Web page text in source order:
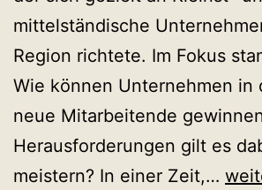
mittelständische
Region richtete. Im Fokus
Wie können Unternehmen in
neue Mitarbeitende
Herausforderungen gilt es
meistern? In einer Zeit,…